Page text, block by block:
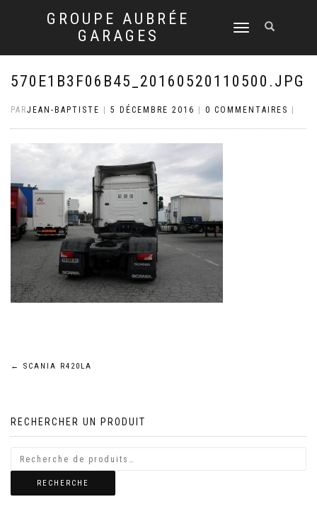
GROUPE AUBRÉE
GARAGES
DÉPLIER
NAVIGATION
570E1B3F06B45_20160520110500.JPG
PARJEAN-BAPTISTE 5 DÉCEMBRE 2016 0 COMMENTAIRES
Navigation
l’article
← SCANIA R420LA
RECHERCHER UN PRODUIT
RECHERCHE